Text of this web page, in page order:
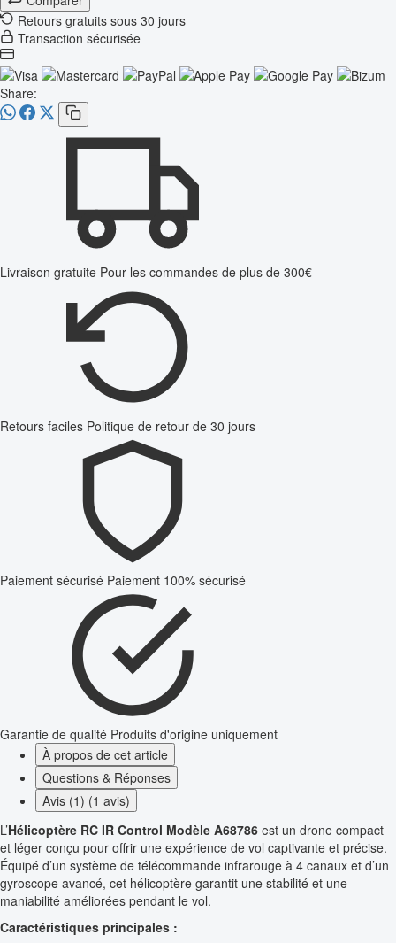
Retours gratuits sous 30 jours
Transaction sécurisée
Share:
Livraison gratuite Pour les commandes de plus de 300€
Retours faciles Politique de retour de 30 jours
Paiement sécurisé Paiement 100% sécurisé
Garantie de qualité Produits d'origine uniquement
À propos de cet article
Questions & Réponses
Avis (1) (1 avis)
L’Hélicoptère RC IR Control Modèle A68786 est un drone compact
et léger conçu pour offrir une expérience de vol captivante et précise.
Équipé d’un système de télécommande infrarouge à 4 canaux et d’un
gyroscope avancé, cet hélicoptère garantit une stabilité et une
maniabilité améliorées pendant le vol.
Caractéristiques principales :